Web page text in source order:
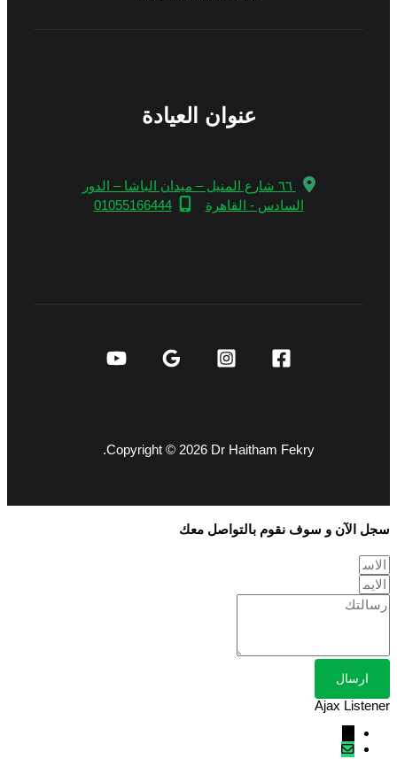
عنوان العيادة
٦٦ شارع المنيل – ميدان الباشا – الدور
السادس - القاهرة
01055166444
Copyright © 2026 Dr Haitham Fekry.
سجل الآن و سوف نقوم بالتواصل معك
ارسال
Ajax Listener